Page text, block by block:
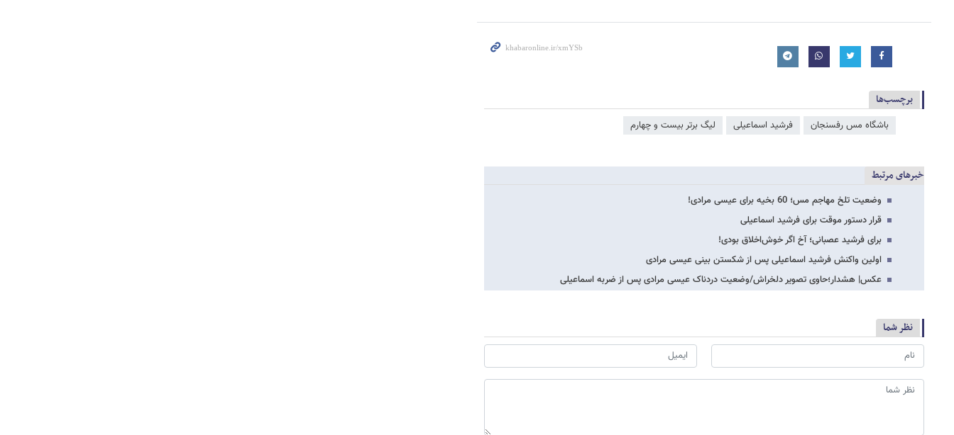
برچسب‌ها
باشگاه مس رفسنجان فرشید اسماعیلی لیگ برتر بیست و چهارم
خبرهای مرتبط
وضعیت تلخ مهاجم مس؛ 60 بخیه برای عیسی مرادی!
قرار دستور موقت برای فرشید اسماعیلی
برای فرشید عصبانی؛ آخ اگر خوش‌اخلاق بودی!
اولین واکنش فرشید اسماعیلی پس از شکستن بینی عیسی مرادی
عکس| هشدار؛حاوی تصویر دلخراش/وضعیت دردناک عیسی مرادی پس از ضربه اسماعیلی
نظر شما